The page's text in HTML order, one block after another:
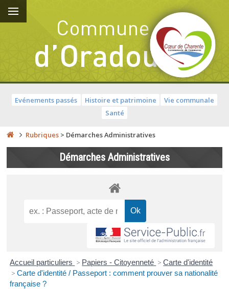
Evénements passés Histoire et patrimoine
Vie communale
Santé
Rubriques > Démarches Administratives
Démarches Administratives
Accueil particuliers > Papiers - Citoyenneté > Carte d'identité
> Carte d'identité / Passeport : comment prouver sa nationalité
française ?